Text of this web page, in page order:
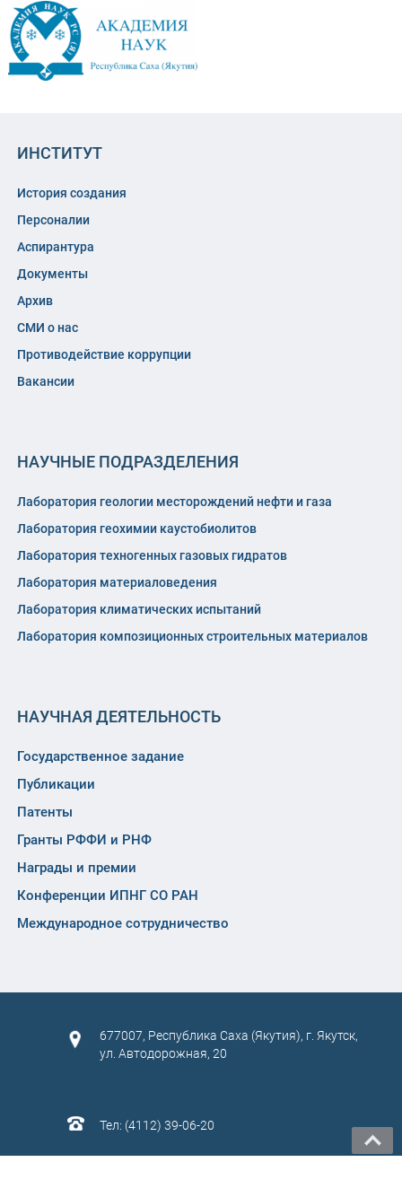
ИНСТИТУТ
История создания
Персоналии
Аспирантура
Документы
Архив
СМИ о нас
Противодействие коррупции
Вакансии
НАУЧНЫЕ ПОДРАЗДЕЛЕНИЯ
Лаборатория геологии месторождений нефти и газа
Лаборатория геохимии каустобиолитов
Лаборатория техногенных газовых гидратов
Лаборатория материаловедения
Лаборатория климатических испытаний
Лаборатория композиционных строительных материалов
НАУЧНАЯ ДЕЯТЕЛЬНОСТЬ
Государственное задание
Публикации
Патенты
Гранты РФФИ и РНФ
Награды и премии
Конференции ИПНГ СО РАН
Международное сотрудничество
677007, Республика Саха (Якутия), г. Якутск,
ул. Автодорожная, 20
Тел: (4112) 39-06-20